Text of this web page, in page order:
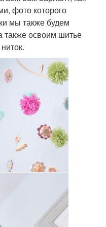
фото которого
мы также будем
также освоим шитье